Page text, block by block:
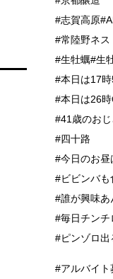
#志賀高原
#常陸野ネス
#生牡蠣#生
#本日は17
#本日は26
#41歳のお
#四十路
#今日のお昼
#ビビンバも
#誰が興味あ
#毎日チンチ
#ピンゾロ出
#アルバイト